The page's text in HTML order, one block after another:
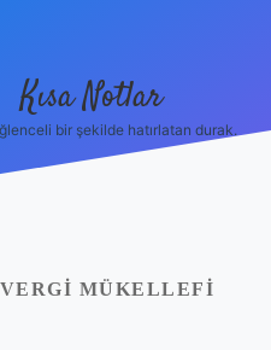
Kısa Notlar
bir şekilde hatırlatan durak.
MÜKELLEFI